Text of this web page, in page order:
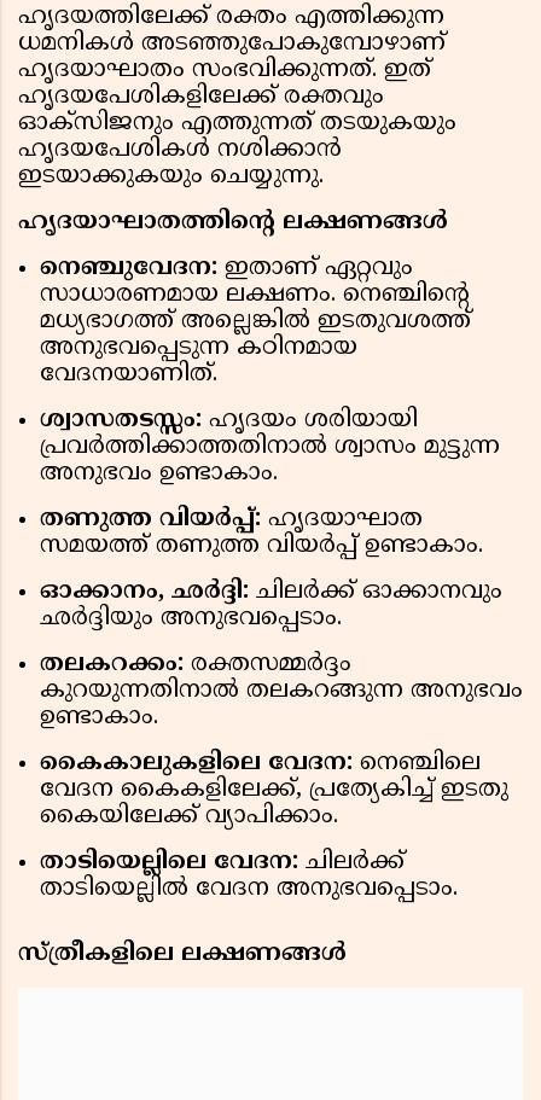
ഹൃദയത്തിലേക്ക് രക്തം എത്തിക്കുന്ന
ധമനികൾ അടഞ്ഞുപോകുമ്പോഴാണ്
ഹൃദയാഘാതം സംഭവിക്കുന്നത്. ഇത്
ഹൃദയപേശികളിലേക്ക് രക്തവും
ഓക്സിജനും എത്തുന്നത് തടയുകയും
ഹൃദയപേശികൾ നശിക്കാൻ
ഇടയാക്കുകയും ചെയ്യുന്നു.
ഹൃദയാഘാതത്തിന്റെ ലക്ഷണങ്ങൾ
നെഞ്ചുവേദന: ഇതാണ് ഏറ്റവും
സാധാരണമായ ലക്ഷണം. നെഞ്ചിന്റെ
മധ്യഭാഗത്ത് അല്ലെങ്കിൽ ഇടതുവശത്ത്
അനുഭവപ്പെടുന്ന കഠിനമായ
വേദനയാണിത്.
ശ്വാസതടസ്സം: ഹൃദയം ശരിയായി
പ്രവർത്തിക്കാത്തതിനാൽ ശ്വാസം മുട്ടുന്ന
അനുഭവം ഉണ്ടാകാം.
തണുത്ത വിയർപ്പ്: ഹൃദയാഘാത
സമയത്ത് തണുത്ത വിയർപ്പ് ഉണ്ടാകാം.
ഓക്കാനം, ഛർദ്ദി: ചിലർക്ക് ഓക്കാനവും
ഛർദ്ദിയും അനുഭവപ്പെടാം.
തലകറക്കം: രക്തസമ്മർദ്ദം
കുറയുന്നതിനാൽ തലകറങ്ങുന്ന അനുഭവം
ഉണ്ടാകാം.
കൈകാലുകളിലെ വേദന: നെഞ്ചിലെ
വേദന കൈകളിലേക്ക്, പ്രത്യേകിച്ച് ഇടതു
കൈയിലേക്ക് വ്യാപിക്കാം.
താടിയെല്ലിലെ വേദന: ചിലർക്ക്
താടിയെല്ലിൽ വേദന അനുഭവപ്പെടാം.
സ്ത്രീകളിലെ ലക്ഷണങ്ങൾ